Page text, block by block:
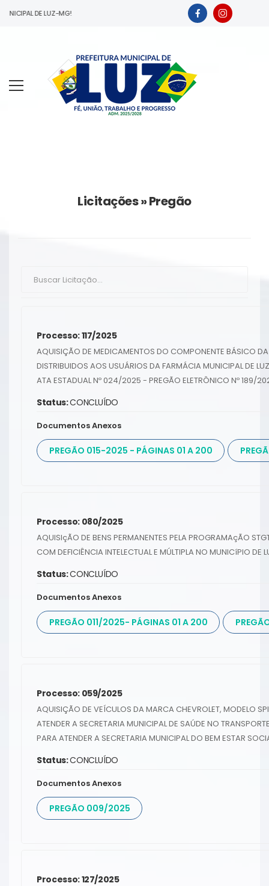
DE LUZ-MG!
Licitações » Pregão
Processo: 117/2025
AQUISIÇÃO DE MEDICAMENTOS DO COMPONENTE BÁSICO
DISTRIBUIDOS AOS USUÁRIOS DA FARMÁCIA MUNICIPAL DE
ATA ESTADUAL Nº 024/2025 - PREGÃO ELETRÔNICO Nº 189/
Status:CONCLUÍDO
Documentos Anexos
PREGÃO 015-2025 - PÁGINAS 01 A 200
Processo: 080/2025
AQUISIçÃO DE BENS PERMANENTES PELA PROGRAMAçÃO
COM DEFICIÊNCIA lNTELECTUAL E MÚLTIPLA NO MUNICíPIO DE
Status:CONCLUÍDO
Documentos Anexos
PREGÃO 011/2025- PÁGINAS 01 A 200
Processo: 059/2025
AQUISIÇÃO DE VEÍCULOS DA MARCA CHEVROLET, MODELO
ATENDER A SECRETARIA MUNICIPAL DE SAÚDE NO
PARA ATENDER A SECRETARIA MUNICIPAL DO BEM ESTAR
Status:CONCLUÍDO
Documentos Anexos
PREGÃO 009/2025
Processo: 127/2025